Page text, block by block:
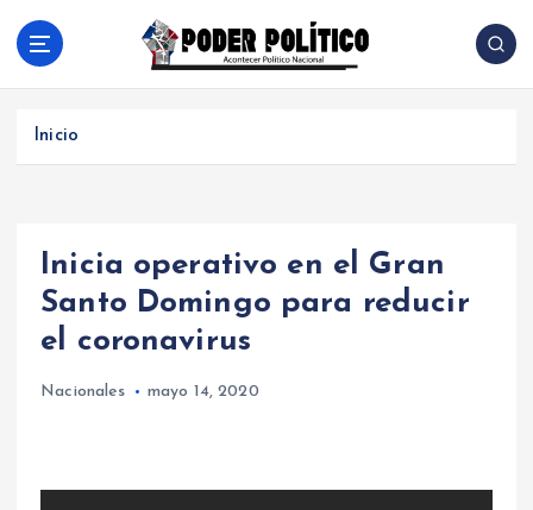
Acontecer Politico Nacional
Inicio
Inicia operativo en el Gran
Santo Domingo para reducir
el coronavirus
Nacionales mayo 14, 2020